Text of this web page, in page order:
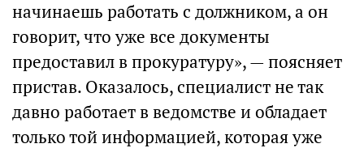
начинаешь работать с должником, а он
говорит, что уже все документы
предоставил в прокуратуру», — поясняет
пристав. Оказалось, специалист не так
давно работает в ведомстве и обладает
только той информацией, которая уже